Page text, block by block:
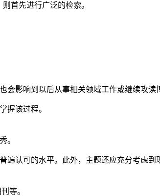
首先进行广泛的检索。
影响到以后从事相关领域工作或继续攻读
握该过程。
。
认可的水平。此外，主题还应充分考虑到
等。